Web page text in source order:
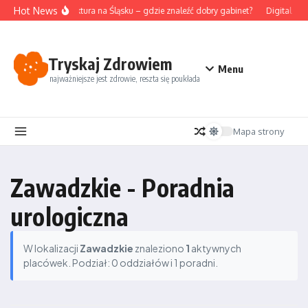
Przejdź do treści
Hot NewsAkupunktura na Śląsku – gdzie znaleźć dobry gabinet? Digital
Tryskaj Zdrowiem
najważniejsze jest zdrowie, reszta się poukłada
Menu
Mapa strony
Zawadzkie - Poradnia
urologiczna
W lokalizacji Zawadzkie znaleziono 1 aktywnych
placówek. Podział: 0 oddziałów i 1 poradni.